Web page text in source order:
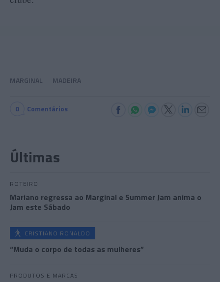
MARGINAL MADEIRA
0 Comentários
Últimas
ROTEIRO
Mariano regressa ao Marginal e Summer Jam anima o
Jam este Sábado
CRISTIANO RONALDO
“Muda o corpo de todas as mulheres”
PRODUTOS E MARCAS